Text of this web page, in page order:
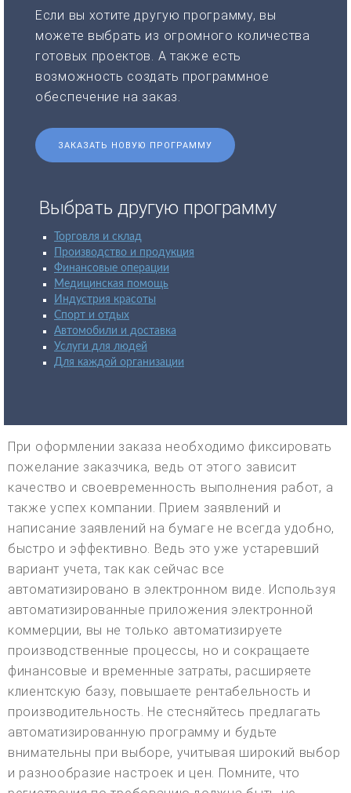
Если вы хотите другую программу, вы
можете выбрать из огромного количества
готовых проектов. А также есть
возможность создать программное
обеспечение на заказ.
ЗАКАЗАТЬ НОВУЮ ПРОГРАММУ
Выбрать другую программу
Торговля и склад
Производство и продукция
Финансовые операции
Медицинская помощь
Индустрия красоты
Спорт и отдых
Автомобили и доставка
Услуги для людей
Для каждой организации
При оформлении заказа необходимо фиксировать
пожелание заказчика, ведь от этого зависит
качество и своевременность выполнения работ, а
также успех компании. Прием заявлений и
написание заявлений на бумаге не всегда удобно,
быстро и эффективно. Ведь это уже устаревший
вариант учета, так как сейчас все
автоматизировано в электронном виде. Используя
автоматизированные приложения электронной
коммерции, вы не только автоматизируете
производственные процессы, но и сокращаете
финансовые и временные затраты, расширяете
клиентскую базу, повышаете рентабельность и
производительность. Не стесняйтесь предлагать
автоматизированную программу и будьте
внимательны при выборе, учитывая широкий выбор
и разнообразие настроек и цен. Помните, что